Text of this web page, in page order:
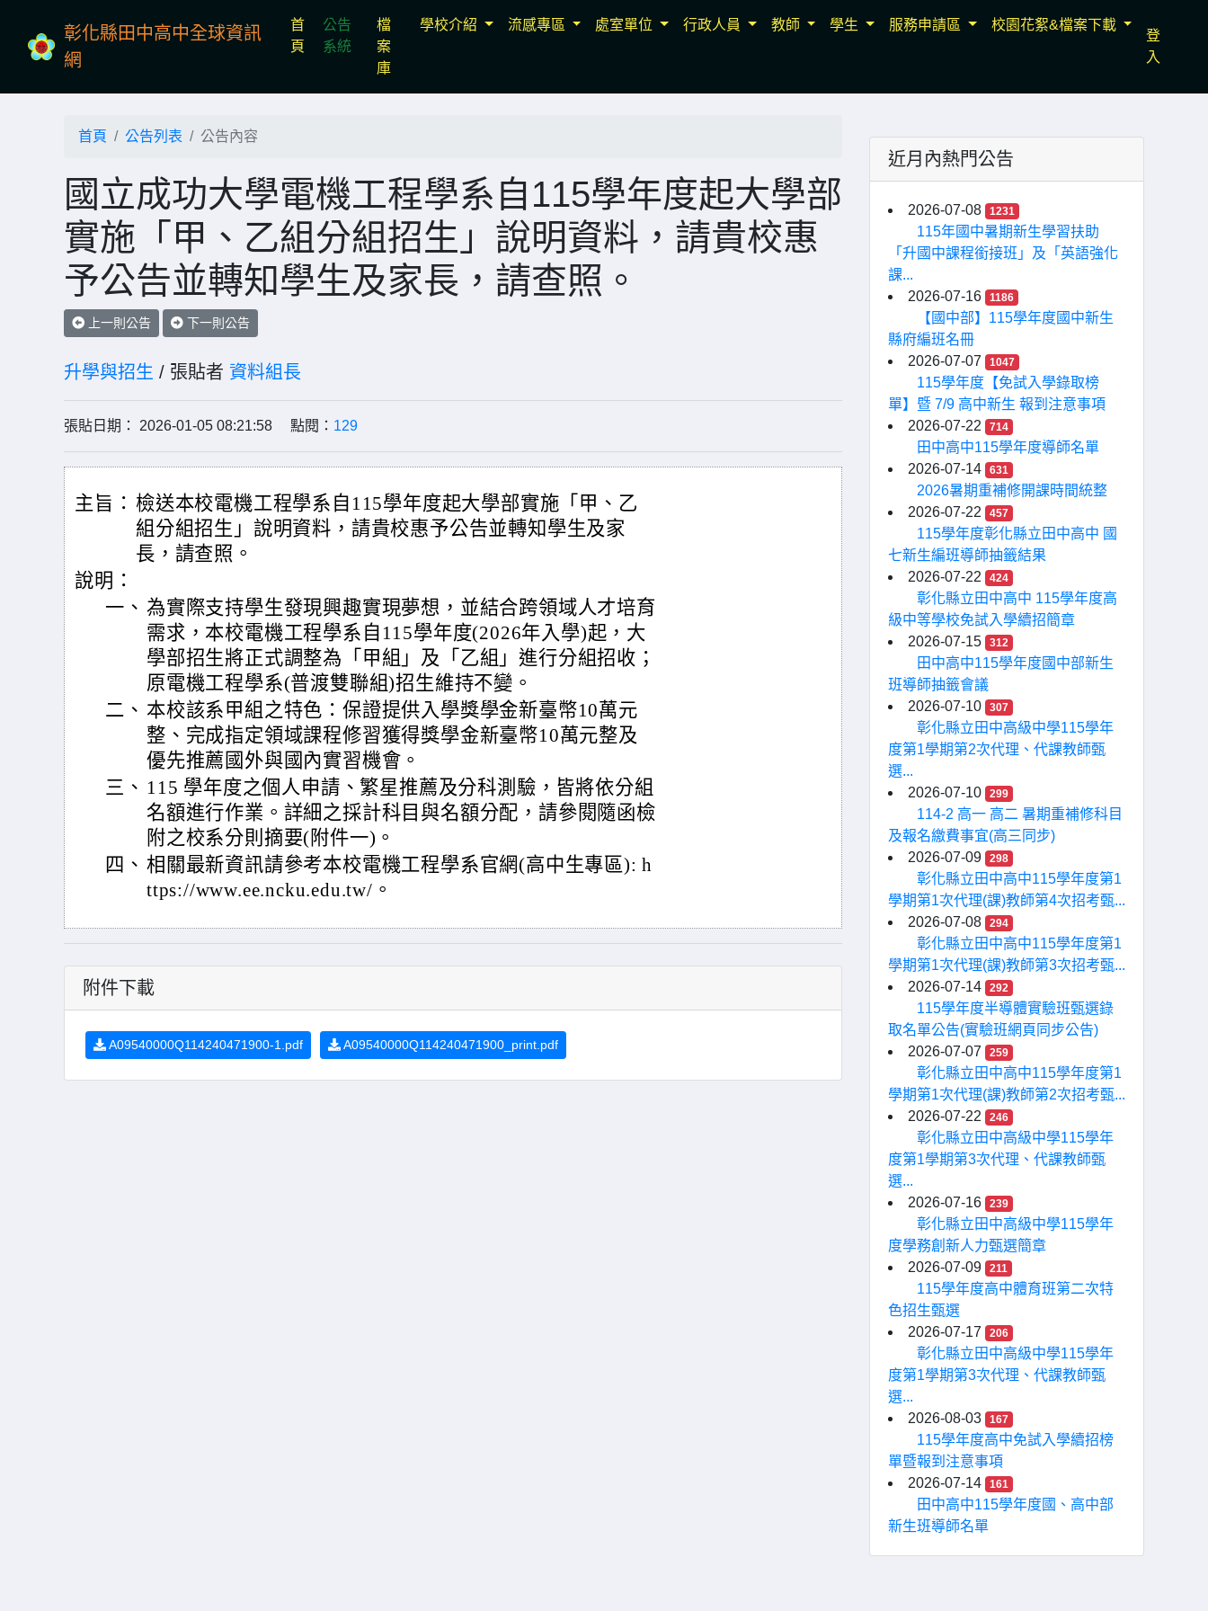
彰化縣田中高中全球資訊
網
首
頁 (current)
公告
系統
檔
案
庫
學校介紹 流感專區 處室單位 行政人員 教師 學生 服務申請區 校園花絮&檔案下載
登
入
首頁 公告列表 公告內容
國立成功大學電機工程學系自115學年度起大學部
實施「甲、乙組分組招生」說明資料，請貴校惠
予公告並轉知學生及家長，請查照。
上一則公告 下一則公告
升學與招生 / 張貼者 資料組長
張貼日期： 2026-01-05 08:21:58 點閱： 129
主旨： 檢送本校電機工程學系自115學年度起大學部實施「甲、乙
組分組招生」說明資料，請貴校惠予公告並轉知學生及家
長，請查照。
說明：
一、 為實際支持學生發現興趣實現夢想，並結合跨領域人才培育
需求，本校電機工程學系自115學年度(2026年入學)起，大
學部招生將正式調整為「甲組」及「乙組」進行分組招收；
原電機工程學系(普渡雙聯組)招生維持不變。
二、 本校該系甲組之特色：保證提供入學獎學金新臺幣10萬元
整、完成指定領域課程修習獲得獎學金新臺幣10萬元整及
優先推薦國外與國內實習機會。
三、 115 學年度之個人申請、繁星推薦及分科測驗，皆將依分組
名額進行作業。詳細之採計科目與名額分配，請參閱隨函檢
附之校系分則摘要(附件一)。
四、 相關最新資訊請參考本校電機工程學系官網(高中生專區): h
ttps://www.ee.ncku.edu.tw/。
附件下載
A09540000Q114240471900-1.pdf A09540000Q114240471900_print.pdf
近月內熱門公告
2026-07-08 1231
115年國中暑期新生學習扶助
「升國中課程銜接班」及「英語強化
課...
2026-07-16
1186
【國中部】115學年度國中新生
縣府編班名冊
2026-07-07
1047
115學年度【免試入學錄取榜
單】暨 7/9 高中新生 報到注意事項
2026-07-22
714
田中高中115學年度導師名單
2026-07-14
631
2026暑期重補修開課時間統整
2026-07-22
457
115學年度彰化縣立田中高中 國
七新生編班導師抽籤結果
2026-07-22
424
彰化縣立田中高中 115學年度高
級中等學校免試入學續招簡章
2026-07-15
312
田中高中115學年度國中部新生
班導師抽籤會議
2026-07-10
307
彰化縣立田中高級中學115學年
度第1學期第2次代理、代課教師甄
選...
2026-07-10
299
114-2 高一 高二 暑期重補修科目
及報名繳費事宜(高三同步)
2026-07-09
298
彰化縣立田中高中115學年度第1
學期第1次代理(課)教師第4次招考甄...
2026-07-08
294
彰化縣立田中高中115學年度第1
學期第1次代理(課)教師第3次招考甄...
2026-07-14
292
115學年度半導體實驗班甄選錄
取名單公告(實驗班網頁同步公告)
2026-07-07
259
彰化縣立田中高中115學年度第1
學期第1次代理(課)教師第2次招考甄...
2026-07-22
246
彰化縣立田中高級中學115學年
度第1學期第3次代理、代課教師甄
選...
2026-07-16
239
彰化縣立田中高級中學115學年
度學務創新人力甄選簡章
2026-07-09
211
115學年度高中體育班第二次特
色招生甄選
2026-07-17
206
彰化縣立田中高級中學115學年
度第1學期第3次代理、代課教師甄
選...
2026-08-03
167
115學年度高中免試入學續招榜
單暨報到注意事項
2026-07-14
161
田中高中115學年度國、高中部
新生班導師名單